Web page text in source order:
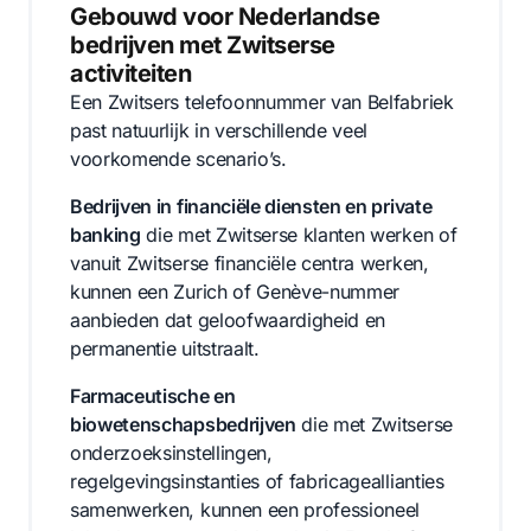
Gebouwd voor Nederlandse
bedrijven met Zwitserse
activiteiten
Een Zwitsers telefoonnummer van Belfabriek
past natuurlijk in verschillende veel
voorkomende scenario’s.
Bedrijven in financiële diensten en private
banking die met Zwitserse klanten werken of
vanuit Zwitserse financiële centra werken,
kunnen een Zurich of Genève-nummer
aanbieden dat geloofwaardigheid en
permanentie uitstraalt.
Farmaceutische en
biowetenschapsbedrijven die met Zwitserse
onderzoeksinstellingen,
regelgevingsinstanties of fabricageallianties
samenwerken, kunnen een professioneel